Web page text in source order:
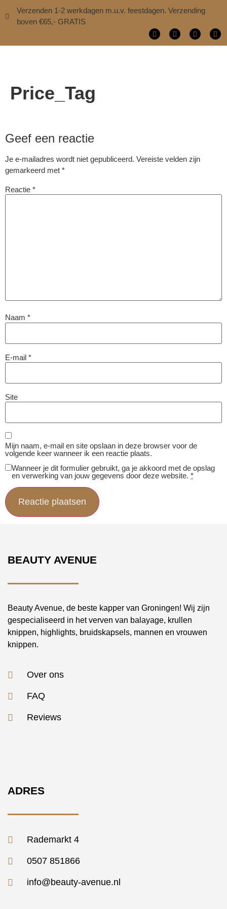
Verzenden 1-2 werkdagen m.u.v. feestdagen. Verzending
boven €65,- GRATIS
Price_Tag
Geef een reactie
Je e-mailadres wordt niet gepubliceerd. Vereiste velden zijn
gemarkeerd met *
Reactie *
Naam *
E-mail *
Site
Mijn naam, e-mail en site opslaan in deze browser voor de
volgende keer wanneer ik een reactie plaats.
Wanneer je dit formulier gebruikt, ga je akkoord met de opslag
en verwerking van jouw gegevens door deze website. *
BEAUTY AVENUE
Beauty Avenue, de beste kapper van Groningen! Wij zijn
gespecialiseerd in het verven van balayage, krullen
knippen, highlights, bruidskapsels, mannen en vrouwen
knippen.
Over ons
FAQ
Reviews
ADRES
Rademarkt 4
0507 851866
info@beauty-avenue.nl